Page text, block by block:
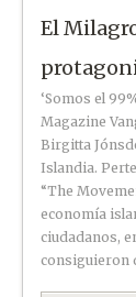
El
‘Somos el
Magazine
Birgitta
Islandia.
“The
economía
ciudadanos,
consiguieron